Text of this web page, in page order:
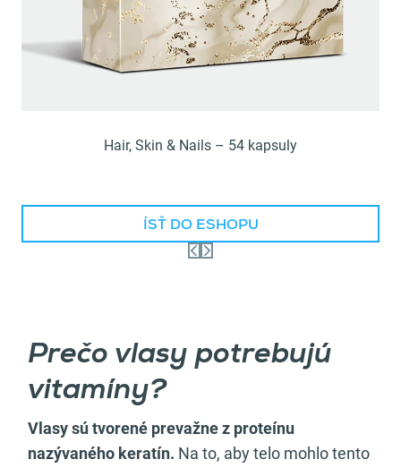
Hair, Skin & Nails – 54 kapsuly
ÍSŤ DO ESHOPU
Prečo vlasy potrebujú
vitamíny?
Vlasy sú tvorené prevažne z proteínu
nazývaného keratín. Na to, aby telo mohlo tento